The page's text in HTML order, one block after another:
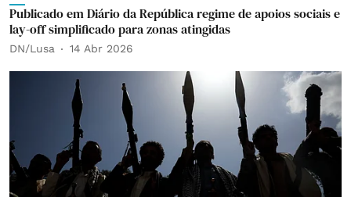
Publicado em Diário da República regime de apoios sociais e
lay-off simplificado para zonas atingidas
DN/Lusa 14 Abr 2026